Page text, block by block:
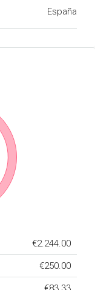
España
€2.244.00
€250.00